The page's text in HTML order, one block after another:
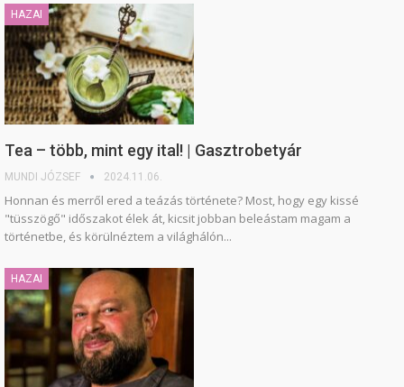
HAZAI
Tea – több, mint egy ital! | Gasztrobetyár
MUNDI JÓZSEF 2024.11.06.
Honnan és merről ered a teázás története? Most, hogy egy kissé
"tüsszögő" időszakot élek át, kicsit jobban beleástam magam a
történetbe, és körülnéztem a világhálón...
HAZAI